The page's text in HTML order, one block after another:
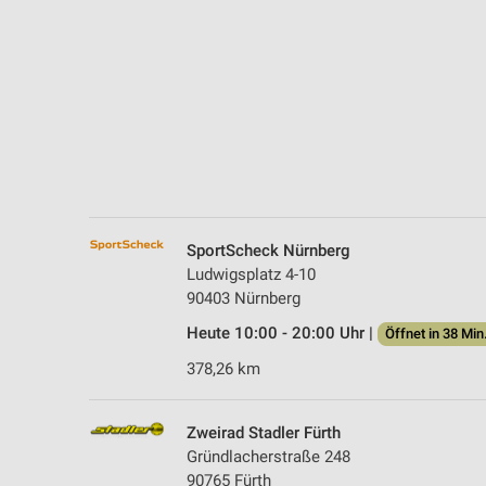
SportScheck Nürnberg
Ludwigsplatz 4-10
90403 Nürnberg
Heute 10:00 - 20:00 Uhr |
Öffnet in 38 Min.
378,26 km
Zweirad Stadler Fürth
Gründlacherstraße 248
90765 Fürth
Verwendung genauer Standortdaten
Geräte anhand von aktiv angeforderten Informationen
Funktional